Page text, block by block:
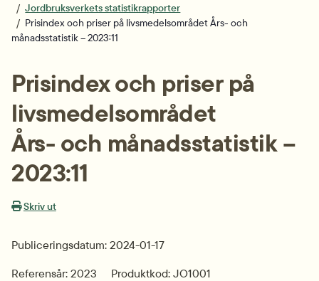
Jordbruksverkets statistikrapporter
Prisindex och priser på livsmedelsområdet Års- och
månadsstatistik – 2023:11
Prisindex och priser på
livsmedelsområdet
Års- och månadsstatistik –
2023:11
Skriv ut
Publiceringsdatum: 2024-01-17
Referensår: 2023
Produktkod: JO1001